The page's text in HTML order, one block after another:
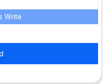
Write